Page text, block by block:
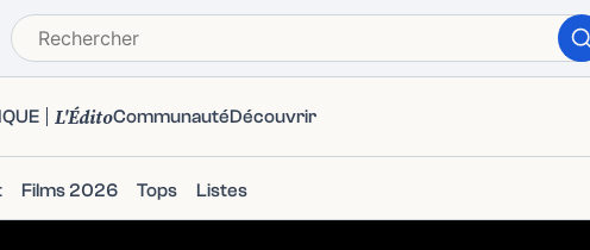
L'ÉditoCommunautéDécouvrir
Films 2026 Tops Listes